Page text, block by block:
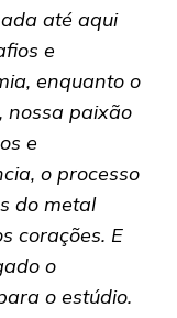
até aqui
e
enquanto o
nossa paixão
e
o processo
do metal
corações. E
o
o estúdio.